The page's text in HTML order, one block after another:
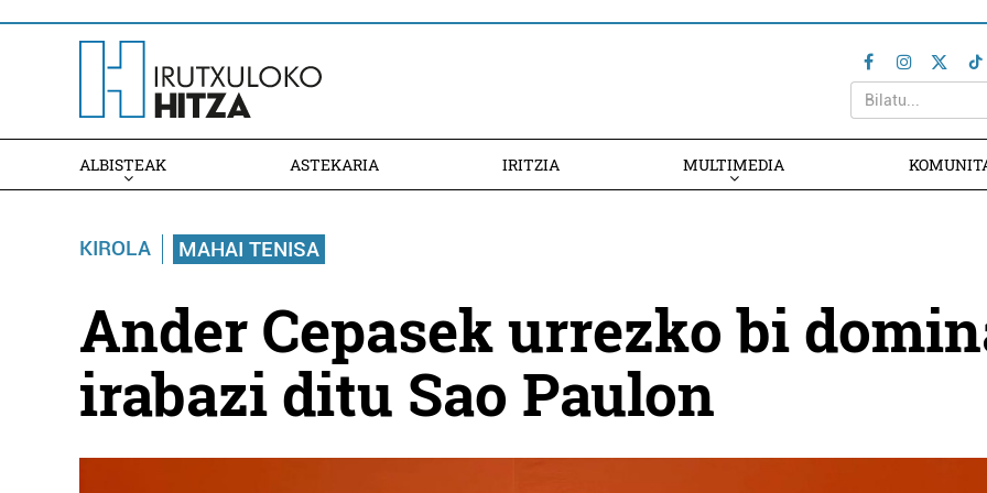
ALBISTEAK ASTEKARIA IRITZIA MULTIMEDIA
KIROLA MAHAI TENISA
Ander Cepasek urrezko bi
irabazi ditu Sao Paulon